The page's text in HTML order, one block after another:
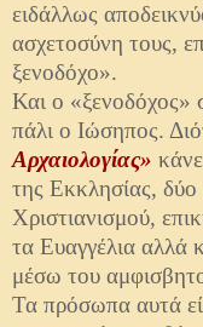
ειδάλλως
ασχετοσύνη τους,
ξενοδόχο».
Και ο «ξενοδόχος»
πάλι ο Ιώσηπος.
Αρχαιολογίας»
της Εκκλησίας,
Χριστιανισμού,
τα Ευαγγέλια αλλά
μέσω του
Τα πρόσωπα αυτά